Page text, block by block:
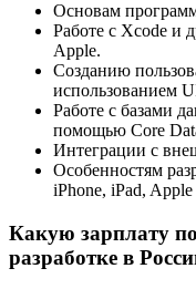
Основам
Работе с Xcode и
Apple.
Созданию
использованием
Работе с базами
помощью Core
Интеграции с
Особенностям
iPhone, iPad, Apple
Какую зарплату
разработке в